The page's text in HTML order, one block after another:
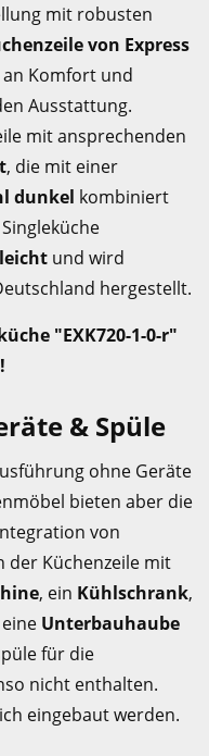
mit robusten
von Express
Komfort und
Ausstattung.
mit ansprechenden
, die mit einer
dunkel kombiniert
und wird
hergestellt.
"EXK720-1-0-r"
& Spüle
ohne Geräte
bieten aber die
von
der Küchenzeile mit
, ein Kühlschrank,
Unterbauhaube
für die
nicht enthalten.
eingebaut werden.